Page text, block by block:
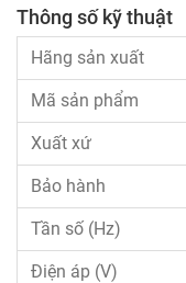
Thông số kỹ thuật
Hãng sản xuất
Mã sản phẩm
Xuất xứ
Bảo hành
Tần số (Hz)
Điện áp (V)